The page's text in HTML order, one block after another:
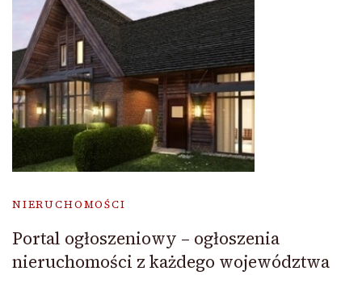
NIERUCHOMOŚCI
Portal ogłoszeniowy – ogłoszenia
nieruchomości z każdego województwa